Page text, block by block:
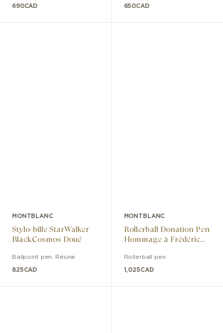
690CAD 650CAD
MONTBLANC
Stylo-bille StarWalker
BlackCosmos Doué
Ballpoint pen Résine
825CAD
MONTBLANC
Rollerball Donation Pen
Hommage à Frédéric
Rollerball pen
1,025CAD